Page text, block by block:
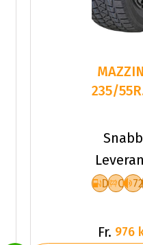
235/
Snabb
D C 72
Fr. 976